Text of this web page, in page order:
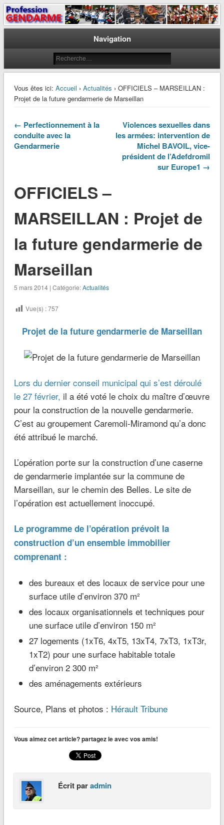
Profession Gendarme
Le journal des gendarmes
Navigation
Vous êtes ici: Accueil › Actualités › OFFICIELS – MARSEILLAN :
Projet de la future gendarmerie de Marseillan
← Perfectionnement à la
conduite avec la
Gendarmerie
Violences sexuelles dans
les armées: intervention de
Michel BAVOIL, vice-
président de l’Adefdromil
sur Europe1 →
OFFICIELS –
MARSEILLAN : Projet de
la future gendarmerie de
Marseillan
5 mars 2014 | Catégorie:Actualités
Vue(s) :757
Projet de la future gendarmerie de Marseillan
Lors du dernier conseil municipal qui s’est déroulé
le 27 février, il a été voté le choix du maître d’œuvre
pour la construction de la nouvelle gendarmerie.
C’est au groupement Caremoli-Miramond qu’a donc
été attribué le marché.
L’opération porte sur la construction d’une caserne
de gendarmerie implantée sur la commune de
Marseillan, sur le chemin des Belles. Le site de
l’opération est actuellement inoccupé.
Le programme de l’opération prévoit la
construction d’un ensemble immobilier
comprenant :
des bureaux et des locaux de service pour une
surface utile d’environ 370 m²
des locaux organisationnels et techniques pour
une surface utile d’environ 150 m²
27 logements (1xT6, 4xT5, 13xT4, 7xT3, 1xT3r,
1xT2) pour une surface habitable totale
d’environ 2 300 m²
des aménagements extérieurs
Source, Plans et photos : Hérault Tribune
Vous aimez cet article? partagez le avec vos amis!
Écrit paradmin